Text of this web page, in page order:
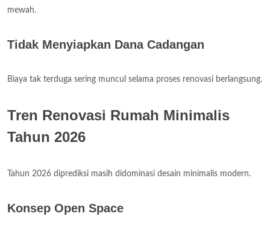
mewah.
Tidak Menyiapkan Dana Cadangan
Biaya tak terduga sering muncul selama proses renovasi berlangsung.
Tren Renovasi Rumah Minimalis
Tahun 2026
Tahun 2026 diprediksi masih didominasi desain minimalis modern.
Konsep Open Space